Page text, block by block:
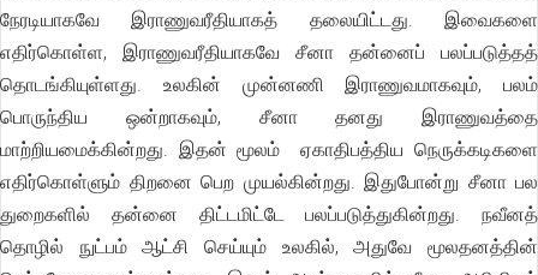
நேரடியாகவே இராணுவரீதியாகத் தலையிட்டது. இவைகளை
எதிர்கொள்ள, இராணுவரீதியாகவே சீனா தன்னைப் பலப்படுத்தத்
தொடங்கியுள்ளது. உலகின் முன்னணி இராணுவமாகவும், பலம்
பொருந்திய ஒன்றாகவும், சீனா தனது இராணுவத்தை
மாற்றியமைக்கின்றது. இதன் மூலம் ஏகாதிபத்திய நெருக்கடிகளை
எதிர்கொள்ளும் திறனை பெற முயல்கின்றது. இதுபோன்று சீனா பல
துறைகளில் தன்னை திட்டமிட்டே பலப்படுத்துகின்றது. நவீனத்
தொழில் நுட்பம் ஆட்சி செய்யும் உலகில், அதுவே மூலதனத்தின்